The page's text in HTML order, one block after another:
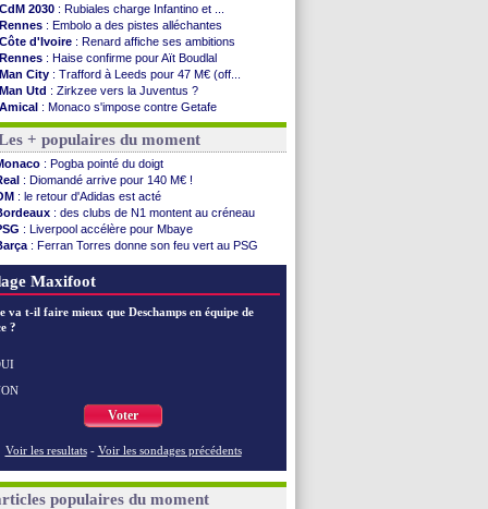
CdM 2030 : Rubiales charge Infantino et ...
Rennes : Embolo a des pistes alléchantes
Côte d'Ivoire : Renard affiche ses ambitions
Rennes : Haise confirme pour Aït Boudlal
Man City : Trafford à Leeds pour 47 M€ (off...
Man Utd : Zirkzee vers la Juventus ?
Amical : Monaco s'impose contre Getafe
Nantes: Der Zakarian et sa relation avec Kita
OM: le club prêt à libérer Kondogbia ?
Monaco: le message touchant d'Akliouche
FIFA: Tebas en remet une couche
FIFA : l'UEFA maintient la pression
PSG: Tebas encense Luis Enrique
Real: Vinicius jusqu'en 2032 (officiel)
Lyon: Mangala va rejoindre Getafe
OM: une offre refusée pour Aguerd
Troyes: Junior Diaz jusqu'en 2030 (officiel)
OM : une offre pour Bulka
PSG
Arsenal
+ populaires du moment
: Pogba pointé du doigt
: Diomandé arrive pour 140 M€ !
: le retour d'Adidas est acté
: des clubs de N1 montent au créneau
: Liverpool accélère pour Mbaye
: Ferran Torres donne son feu vert au PSG
City: Rodri préfère le Barça au Real !
Maxifoot
va t-il faire mieux que Deschamps en équipe de
?
Voter
Voir les resultats - Voir les sondages précédents
populaires du moment